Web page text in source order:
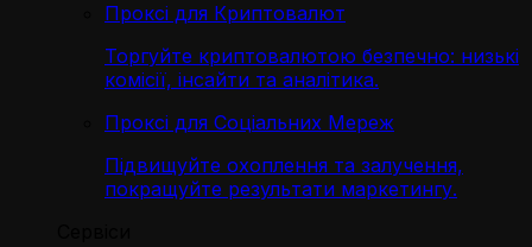
Проксі для Криптовалют
Торгуйте криптовалютою безпечно: низькі
комісії, інсайти та аналітика.
Проксі для Соціальних Мереж
Підвищуйте охоплення та залучення,
покращуйте результати маркетингу.